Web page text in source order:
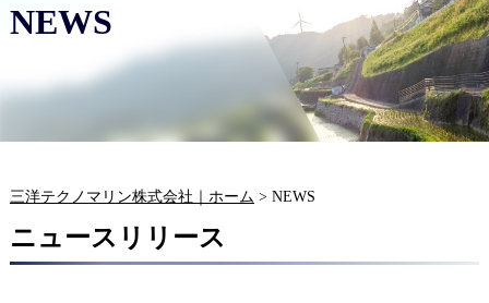
NEWS
三洋テクノマリン株式会社｜ホーム > NEWS
ニュースリリース